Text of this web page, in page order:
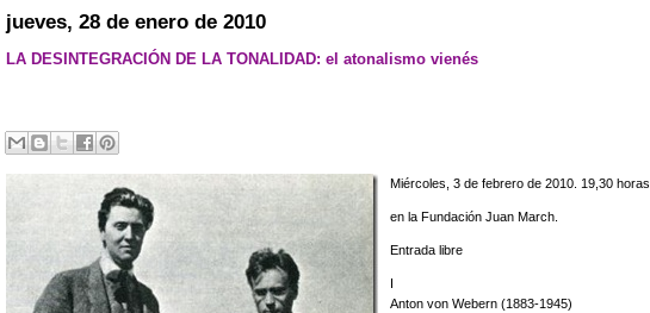
jueves, 28 de enero de 2010
LA DESINTEGRACIÓN DE LA TONALIDAD: el atonalismo vienés
Miércoles, 3 de febrero de 2010. 19,30 horas
en la Fundación Juan March.
Entrada libre
I
Anton von Webern (1883-1945)